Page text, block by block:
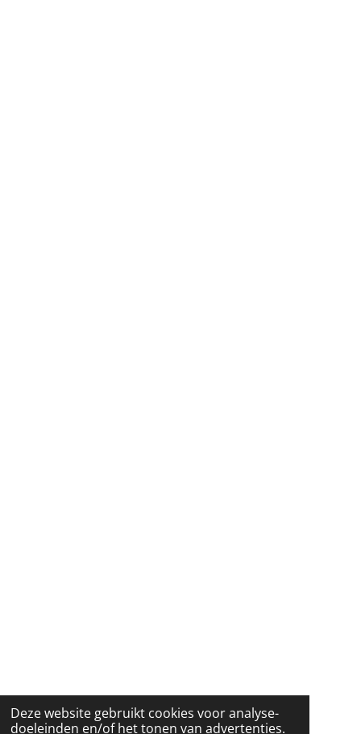
Deze website gebruikt cookies voor analyse-
doeleinden en/of het tonen van advertenties.